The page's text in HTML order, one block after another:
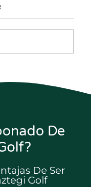
De
De Ser
Golf